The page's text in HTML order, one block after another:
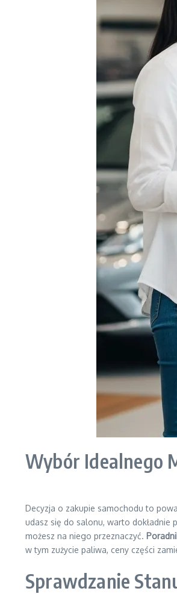
Wybór Idealnego
Decyzja o zakupie samochodu to
udasz się do salonu, warto dokładnie
możesz na niego przeznaczyć.
w tym zużycie paliwa, ceny części
Sprawdzanie